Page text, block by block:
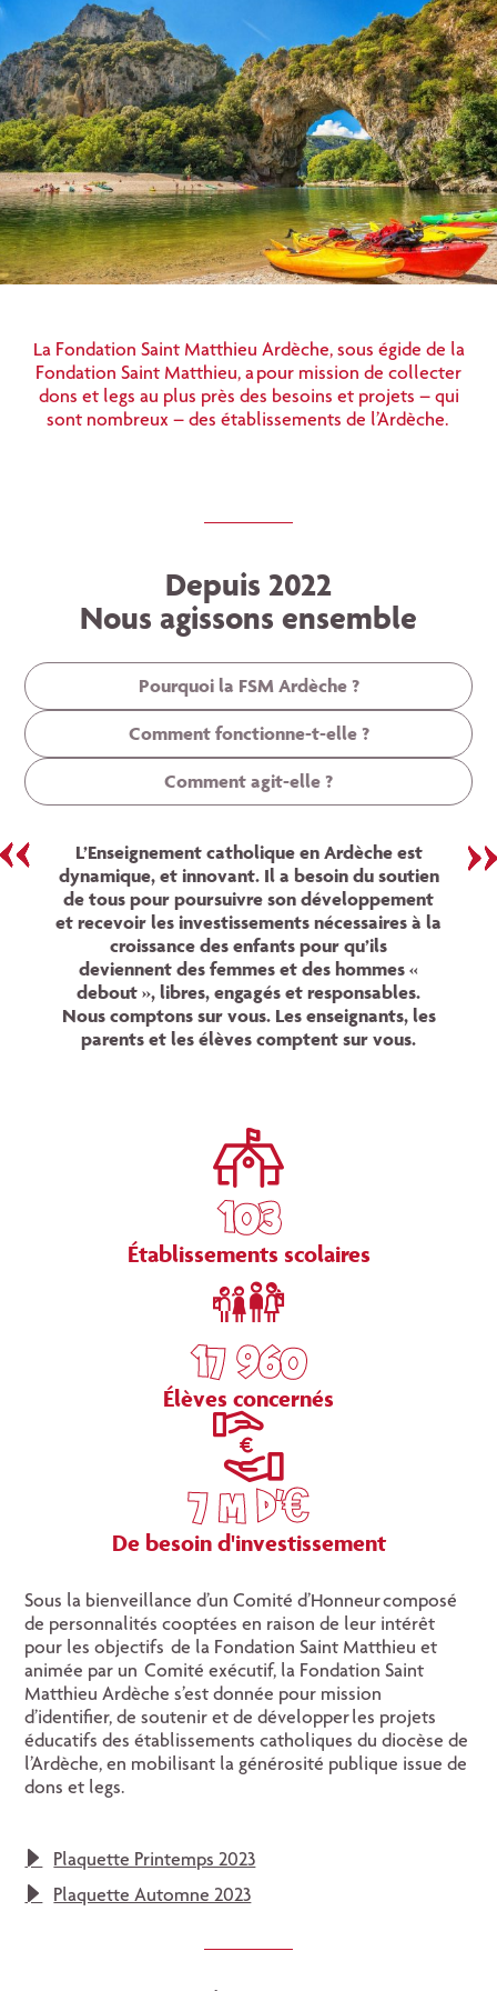
La Fondation Saint Matthieu Ardèche, sous égide de la
Fondation Saint Matthieu, a pour mission de collecter
dons et legs au plus près des besoins et projets – qui
sont nombreux – des établissements de l’Ardèche.
Depuis 2022
Nous agissons ensemble
Pourquoi la FSM Ardèche ?
Comment fonctionne-t-elle ?
Comment agit-elle ?
L’Enseignement catholique en Ardèche est
dynamique, et innovant. Il a besoin du soutien
de tous pour poursuivre son développement
et recevoir les investissements nécessaires à la
croissance des enfants pour qu’ils
deviennent des femmes et des hommes «
debout », libres, engagés et responsables.
Nous comptons sur vous. Les enseignants, les
parents et les élèves comptent sur vous.
103
Établissements scolaires
17 960
Élèves concernés
7 M d'€
De besoin d'investissement
Sous la bienveillance d’un Comité d’Honneur composé
de personnalités cooptées en raison de leur intérêt
pour les objectifs de la Fondation Saint Matthieu et
animée par un Comité exécutif, la Fondation Saint
Matthieu Ardèche s’est donnée pour mission
d’identifier, de soutenir et de développer les projets
éducatifs des établissements catholiques du diocèse de
l’Ardèche, en mobilisant la générosité publique issue de
dons et legs.
Plaquette Printemps 2023
Plaquette Automne 2023